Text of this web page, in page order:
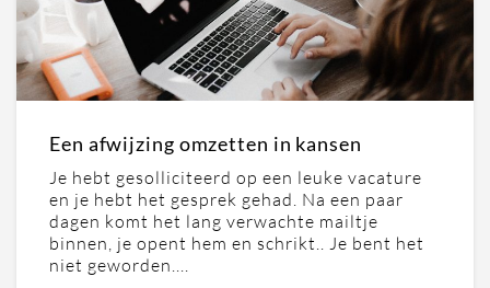
Een afwijzing omzetten in kansen
Je hebt gesolliciteerd op een leuke vacature
en je hebt het gesprek gehad. Na een paar
dagen komt het lang verwachte mailtje
binnen, je opent hem en schrikt.. Je bent het
niet geworden....